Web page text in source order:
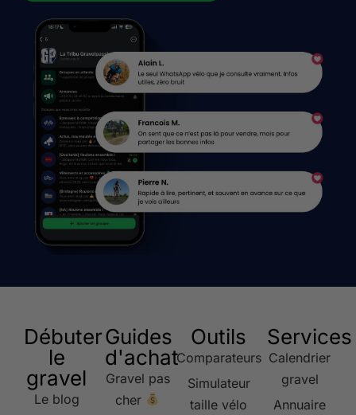
Débuter
le
gravel
Le blog
Guides
d'achat
Gravel pas
cher
Outils
Comparateurs
Simulateur
taille vélo
Services
Calendrier
gravel
Annuaire